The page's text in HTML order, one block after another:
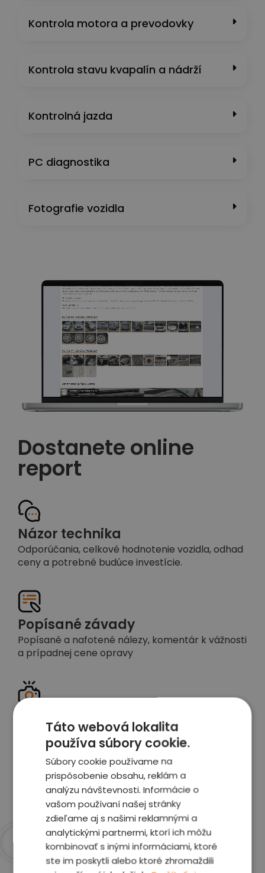
Kontrola motora a prevodovky
Kontrola stavu kvapalín a nádrží
Kontrolná jazda
PC diagnostika
Fotografie vozidla
Dostanete online
report
Názor technika
Odporúčania, celkové hodnotenie vozidla, odhad
ceny a potrebné budúce investície.
Popísané závady
Popísané a nafotené nálezy, komentár k vážnosti
a prípadnej cene opravy
Celé auto z exteriéru aj interiéru nafotíme
vrátane závad a poškodení
Zobraziť report
Táto webová lokalita
používa súbory cookie.
Súbory cookie používame na
prispôsobenie obsahu, reklám a
analýzu návštevnosti. Informácie o
vašom používaní našej stránky
zdieľame aj s našimi reklamnými a
analytickými partnermi, ktorí ich môžu
kombinovať s inými informáciami, ktoré
ste im poskytli alebo ktoré zhromaždili